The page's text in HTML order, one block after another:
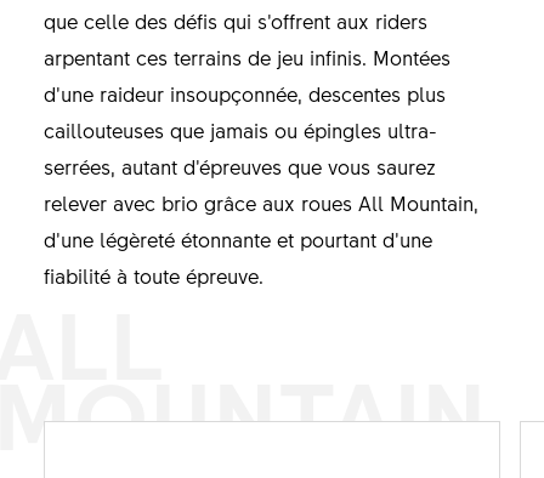
que celle des défis qui s’offrent aux riders
arpentant ces terrains de jeu infinis. Montées
d’une raideur insoupçonnée, descentes plus
caillouteuses que jamais ou épingles ultra-
serrées, autant d’épreuves que vous saurez
relever avec brio grâce aux roues All Mountain,
d’une légèreté étonnante et pourtant d’une
fiabilité à toute épreuve.